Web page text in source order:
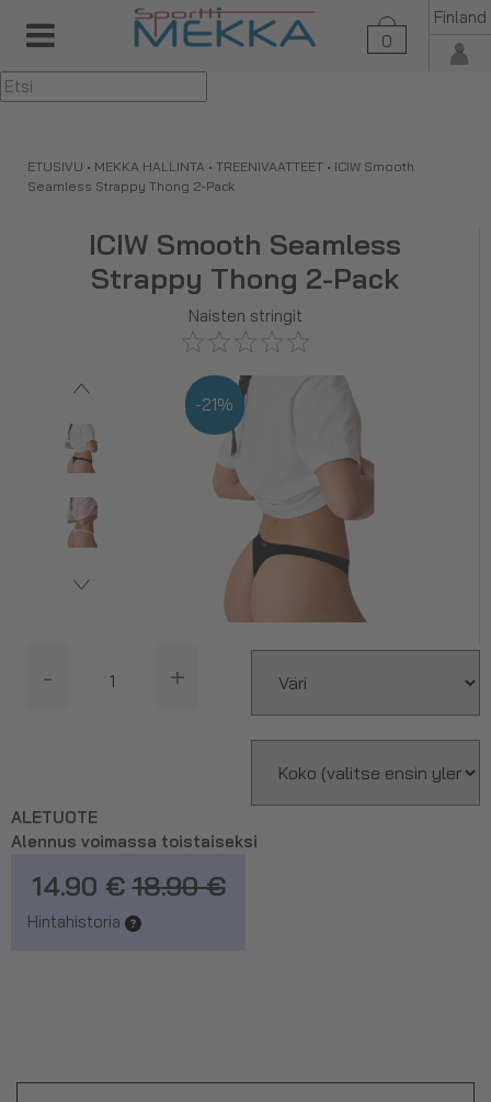
0
Finland
▼
ETUSIVU • MEKKA HALLINTA • TREENIVAATTEET • ICIW Smooth
Seamless Strappy Thong 2-Pack
ICIW Smooth Seamless
Strappy Thong 2-Pack
Naisten stringit
-21%
- +
ALETUOTE
Alennus voimassa toistaiseksi
14.90 € 18.90 €
Hintahistoria